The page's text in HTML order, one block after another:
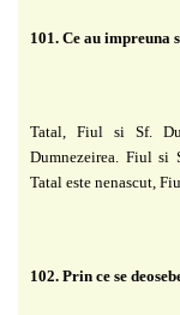
101. Ce au impreuna
Tatal, Fiul si Sf.
Dumnezeirea. Fiul si
Tatal este nenascut,
102. Prin ce se